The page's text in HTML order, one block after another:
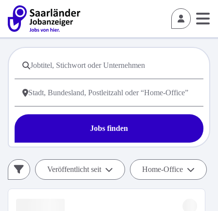
Jobs finden
Veröffentlicht seit Home-Office